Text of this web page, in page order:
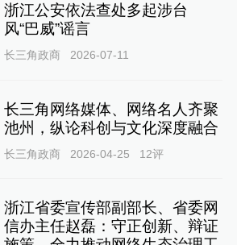
浙江公安依法查处多起涉台
风“巴威”谣言
长三角政商 2026-07-11
长三角网络媒体、网络名人齐聚
池州，纵论科创与文化深度融合
长三角政商 2026-04-25 12评
浙江省委宣传部副部长、省委网
信办主任赵磊：守正创新、辩证